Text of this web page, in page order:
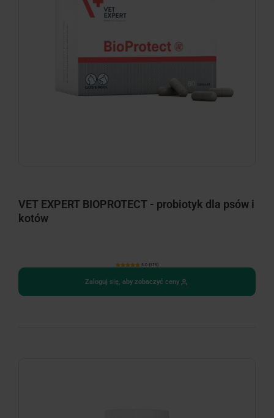
VET EXPERT BIOPROTECT - probiotyk dla psów i
kotów
5.0 (375)
Zaloguj się, aby zobaczyć ceny